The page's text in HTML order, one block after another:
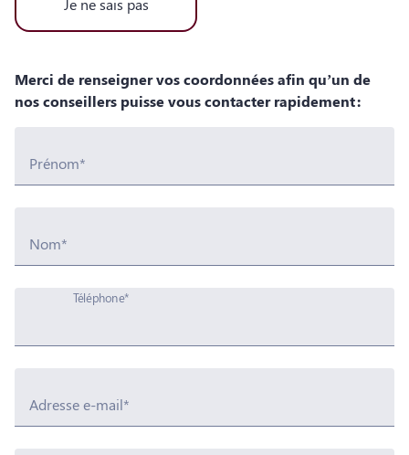
Je ne sais pas
Merci de renseigner vos coordonnées afin qu’un de
nos conseillers puisse vous contacter rapidement :
Prénom*
Nom*
Téléphone*
Adresse e-mail*